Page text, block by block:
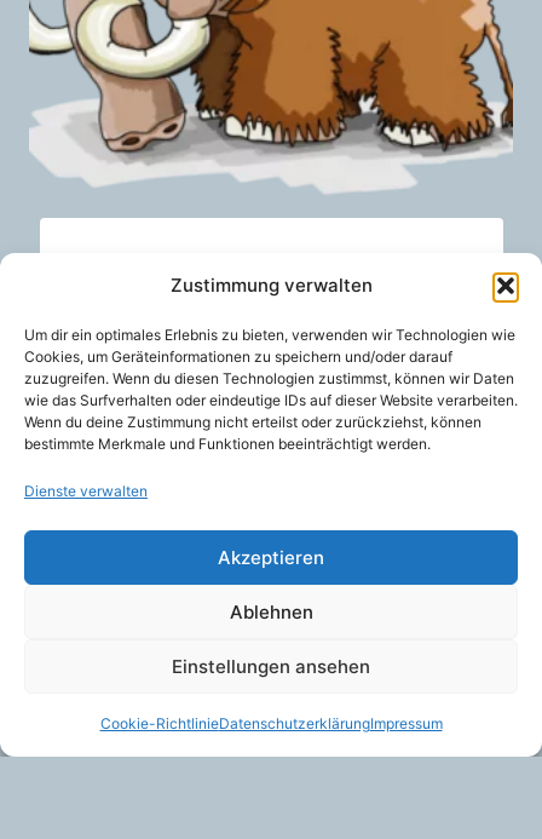
Zustimmung verwalten
Um dir ein optimales Erlebnis zu bieten, verwenden wir Technologien wie
Cookies, um Geräteinformationen zu speichern und/oder darauf
zuzugreifen. Wenn du diesen Technologien zustimmst, können wir Daten
wie das Surfverhalten oder eindeutige IDs auf dieser Website verarbeiten.
Wenn du deine Zustimmung nicht erteilst oder zurückziehst, können
bestimmte Merkmale und Funktionen beeinträchtigt werden.
Dienste verwalten
Akzeptieren
Ablehnen
Einstellungen ansehen
Cookie-RichtlinieDatenschutzerklärungImpressum
Bewertet
mit
5.00
von 5
VON: 5,00€ / Monat
© 2026 Weingärtner IT Services